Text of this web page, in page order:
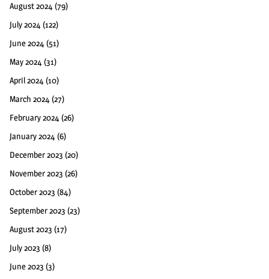
August 2024 (79)
July 2024 (122)
June 2024 (51)
May 2024 (31)
April 2024 (10)
March 2024 (27)
February 2024 (26)
January 2024 (6)
December 2023 (20)
November 2023 (26)
October 2023 (84)
September 2023 (23)
August 2023 (17)
July 2023 (8)
June 2023 (3)